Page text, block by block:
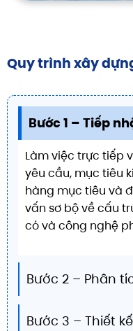
Quy trình xây
Bước 1 – Tiếp
Làm việc trực tiếp
yêu cầu, mục tiêu
hàng mục tiêu và
vấn sơ bộ về cấu
có và công nghệ
Bước 2 – Phân
Bước 3 – Thiết